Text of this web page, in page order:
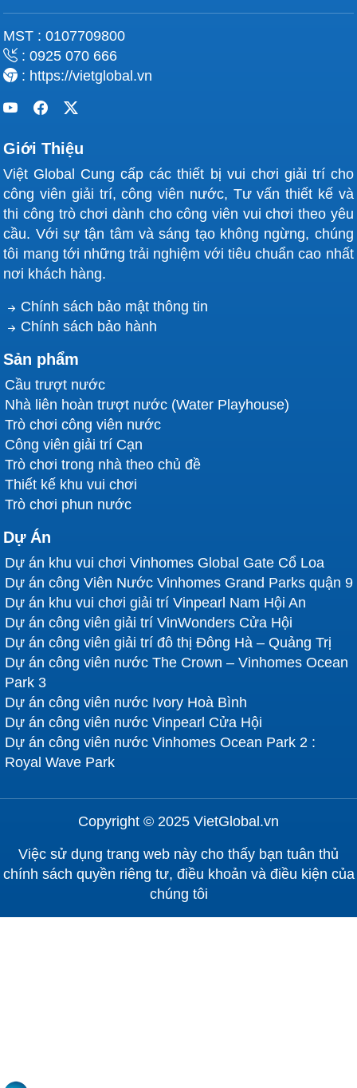
MST : 0107709800
: 0925 070 666
: https://vietglobal.vn
Giới Thiệu
Việt Global Cung cấp các thiết bị vui chơi giải trí cho
công viên giải trí, công viên nước, Tư vấn thiết kế và
thi công trò chơi dành cho công viên vui chơi theo yêu
cầu. Với sự tận tâm và sáng tạo không ngừng, chúng
tôi mang tới những trải nghiệm với tiêu chuẩn cao nhất
nơi khách hàng.
Chính sách bảo mật thông tin
Chính sách bảo hành
Sản phẩm
Cầu trượt nước
Nhà liên hoàn trượt nước (Water Playhouse)
Trò chơi công viên nước
Công viên giải trí Cạn
Trò chơi trong nhà theo chủ đề
Thiết kế khu vui chơi
Trò chơi phun nước
Dự Án
Dự án khu vui chơi Vinhomes Global Gate Cổ Loa
Dự án công Viên Nước Vinhomes Grand Parks quận 9
Dự án khu vui chơi giải trí Vinpearl Nam Hội An
Dự án công viên giải trí VinWonders Cửa Hội
Dự án công viên giải trí đô thị Đông Hà – Quảng Trị
Dự án công viên nước The Crown – Vinhomes Ocean
Park 3
Dự án công viên nước Ivory Hoà Bình
Dự án công viên nước Vinpearl Cửa Hội
Dự án công viên nước Vinhomes Ocean Park 2 :
Royal Wave Park
Copyright © 2025 VietGlobal.vn
Việc sử dụng trang web này cho thấy bạn tuân thủ
chính sách quyền riêng tư, điều khoản và điều kiện của
chúng tôi